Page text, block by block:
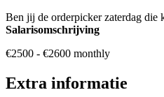
Ben jij de orderpicker zaterdag die
Salarisomschrijving
€2500 - €2600 monthly
Extra informatie